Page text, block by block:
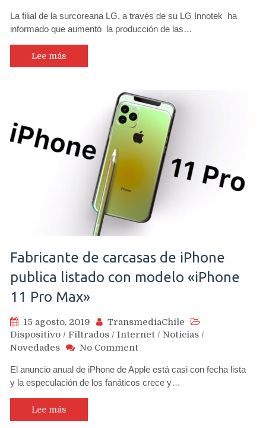
anuncia
aumento
en
producción
de
para
los
La filial de la surcoreana LG, a través de su LG Innotek ha
informado que aumentó la producción de las…
Lee más
Fabricante de carcasas de iPhone
publica listado con modelo «iPhone
11 Pro Max»
15 agosto, 2019
TransmediaChile
Dispositivo / Filtrados / Internet / Noticias /
Novedades
No Commenton
de
carcasas
El anuncio anual de iPhone de Apple está casi con fecha lista
y la especulación de los fanáticos crece y…
Lee más